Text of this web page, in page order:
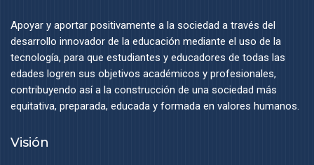
Apoyar y aportar positivamente a la sociedad a través del
desarrollo innovador de la educación mediante el uso de la
tecnología, para que estudiantes y educadores de todas las
edades logren sus objetivos académicos y profesionales,
contribuyendo así a la construcción de una sociedad más
equitativa, preparada, educada y formada en valores humanos.
Visión